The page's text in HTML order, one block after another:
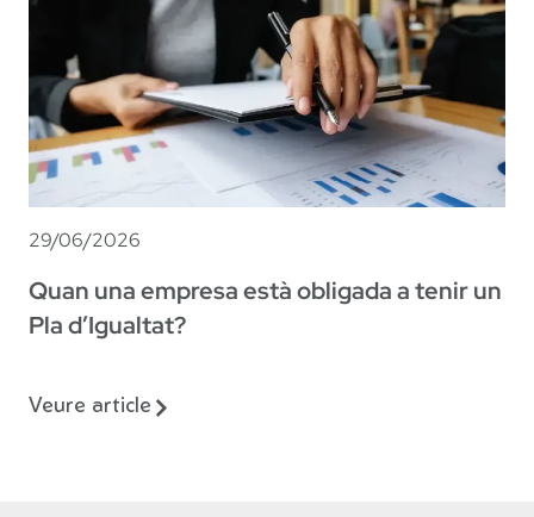
29/06/2026
Quan una empresa està obligada a tenir un
Pla d’Igualtat?
Veure article